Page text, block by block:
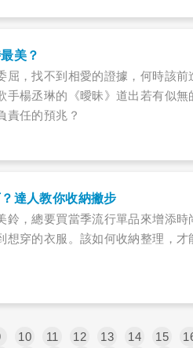
美？
屈，找不到相愛的證據，何時該
楊丞琳的《曖昧》道出若有似無
責任的預兆？
達人教你收納撇步
鈴，總要買當季流行單品來增添
想穿的衣服。該如何收納整理，
10 11 12 13 14 15